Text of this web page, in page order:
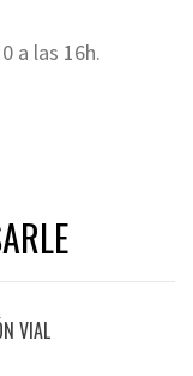
a las 16h.
VIAL